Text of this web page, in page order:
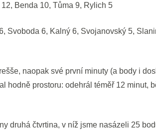
Benda 10, Tůma 9, Rylich 5
Svoboda 6, Kalný 6, Svojanovský 5,
naopak své první minuty (a body i
hodně prostoru: odehrál téměř 12 minut,
druhá čtvrtina, v níž jsme nasázeli 25